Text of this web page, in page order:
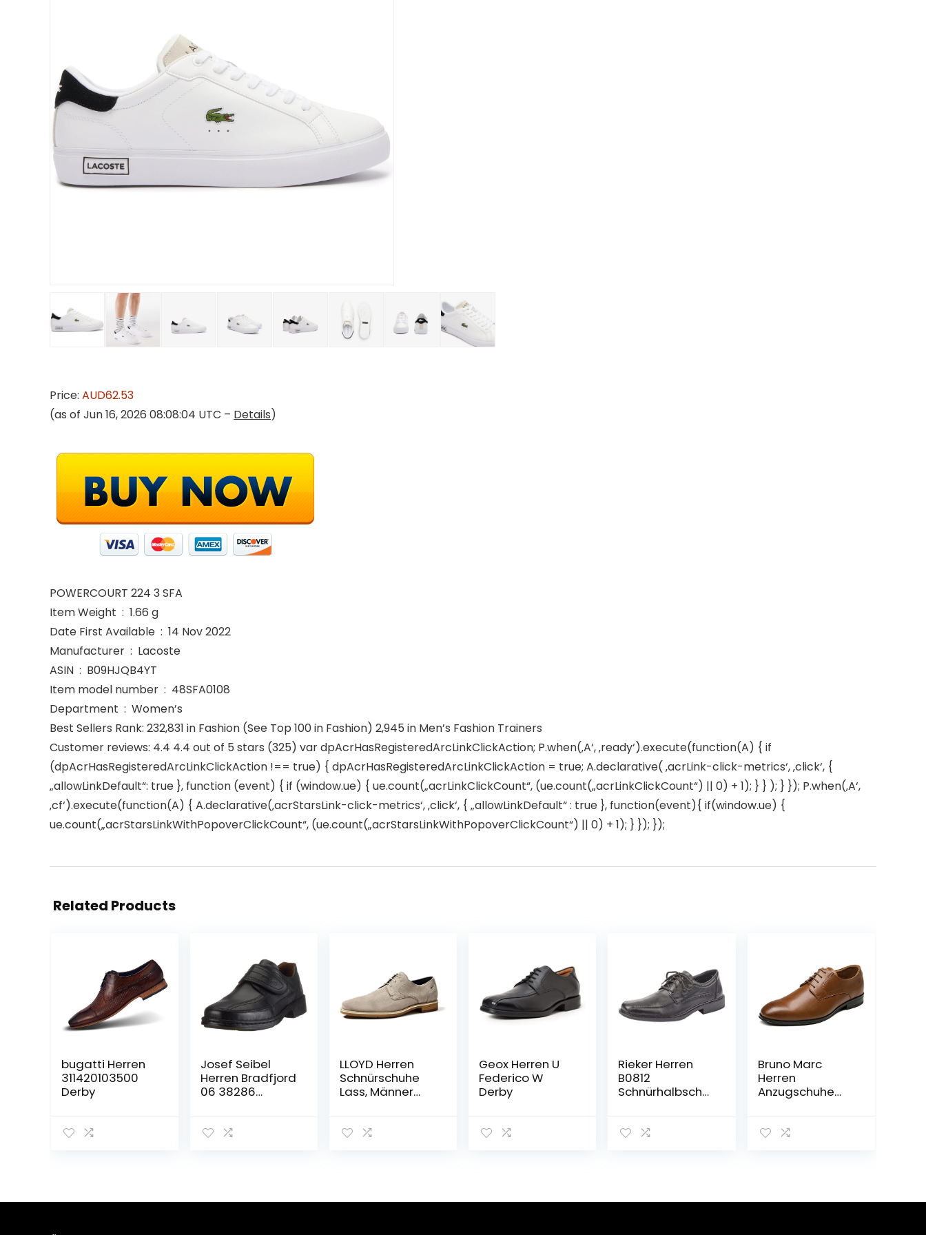
Price: AUD62.53
(as of Jun 16, 2026 08:08:04 UTC – Details)
POWERCOURT 224 3 SFA
Item Weight ‏ : ‎ 1.66 g
Date First Available ‏ : ‎ 14 Nov 2022
Manufacturer ‏ : ‎ Lacoste
ASIN ‏ : ‎ B09HJQB4YT
Item model number ‏ : ‎ 48SFA0108
Department ‏ : ‎ Women’s
Best Sellers Rank: 232,831 in Fashion (See Top 100 in Fashion) 2,945 in Men’s Fashion Trainers
Customer reviews: 4.4 4.4 out of 5 stars (325) var dpAcrHasRegisteredArcLinkClickAction; P.when(‚A‘, ‚ready‘).execute(function(A) { if
(dpAcrHasRegisteredArcLinkClickAction !== true) { dpAcrHasRegisteredArcLinkClickAction = true; A.declarative( ‚acrLink-click-metrics‘, ‚click‘, {
„allowLinkDefault“: true }, function (event) { if (window.ue) { ue.count(„acrLinkClickCount“, (ue.count(„acrLinkClickCount“) || 0) + 1); } } ); } }); P.when(‚A‘,
‚cf‘).execute(function(A) { A.declarative(‚acrStarsLink-click-metrics‘, ‚click‘, { „allowLinkDefault“ : true }, function(event){ if(window.ue) {
ue.count(„acrStarsLinkWithPopoverClickCount“, (ue.count(„acrStarsLinkWithPopoverClickCount“) || 0) + 1); } }); });
Related Products
bugatti Herren
311420103500
Derby
Josef Seibel
Herren Bradfjord
06 38286
LLOYD Herren
Schnürschuhe
Lass, Männer
Geox Herren U
Federico W
Derby
Rieker Herren
B0812
Schnürhalbschu
Bruno Marc
Herren
Anzugschuhe
Business Derby